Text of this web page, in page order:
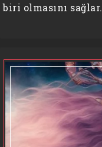
biri olmasını sağlar.